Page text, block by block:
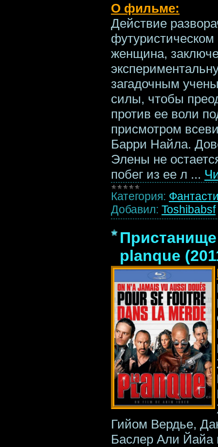
О фильме:
Действие
женщина,
загадочным
силы, чтобы
против ее воли
присмотром
Барри Найла.
Элены не
побег из ее л ...
Категория:
Добавил: Toshibabsf
planque
Гийом Вердье,
Баслер Али Йайа